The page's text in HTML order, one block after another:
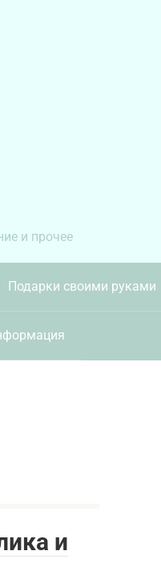
и прочее
Подарки своими руками
и